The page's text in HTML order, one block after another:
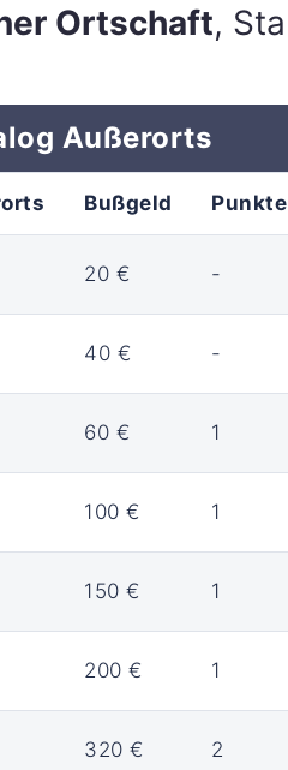
Ortschaft,
Außerorts
Bußgeld Punkte
20 € -
40 € -
60 € 1
100 € 1
150 € 1
200 € 1
320 € 2